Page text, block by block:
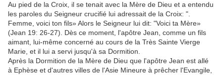
Au pied de la Croix, il se tenait avec la Mère de Dieu et a entendu
les paroles du Seigneur crucifié lui adressait de la Croix: ".
Femme, voici ton fils» Alors le Seigneur lui dit: "Voici ta Mère»
(Jean 19: 26-27). Dès ce moment, l'apôtre Jean, comme un fils
aimant, lui-même concerné au cours de la Très Sainte Vierge
Marie, et il lui a servi jusqu'à sa Dormition.
Après la Dormition de la Mère de Dieu que l'apôtre Jean est allé
à Ephèse et d'autres villes de l'Asie Mineure à prêcher l'Evangile,